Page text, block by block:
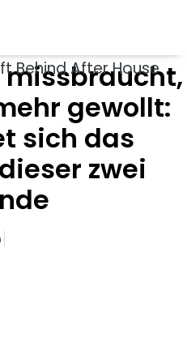
missbraucht,
gewollt:
sich das
zwei